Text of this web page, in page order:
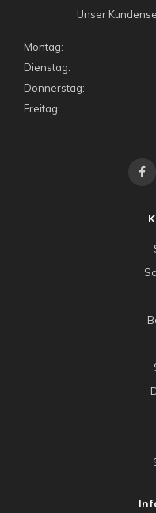
Unser
Montag:
Dienstag:
Donnerstag:
Freitag: